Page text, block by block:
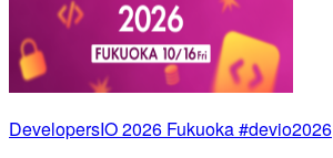
DevelopersIO 2026 Fukuoka #devio2026